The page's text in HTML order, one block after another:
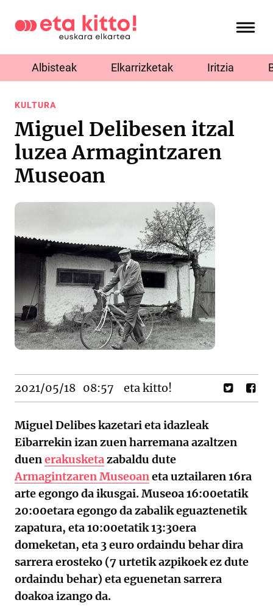
Albisteak Elkarrizketak Iritzia
KULTURA
Miguel Delibesen itzal
luzea Armagintzaren
Museoan
2021/05/18 08:57 eta kitto!
Miguel Delibes kazetari eta idazleak
Eibarrekin izan zuen harremana azaltzen
duenerakusketazabaldu dute
Armagintzaren Museoaneta uztailaren 16ra
arte egongo da ikusgai. Museoa 16:00etatik
20:00etara egongo da zabalik eguaztenetik
zapatura, eta 10:00etatik 13:30era
domeketan, eta 3 euro ordaindu behar dira
sarrera erosteko (7 urtetik azpikoek ez dute
ordaindu behar) eta eguenetan sarrera
doakoa izango da.